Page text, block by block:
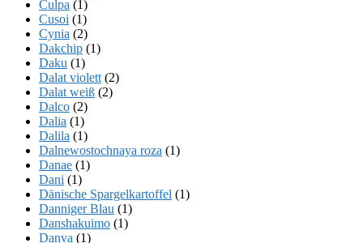
Culpa (1)
Cusoi (1)
Cynia (2)
Dakchip (1)
Daku (1)
Dalat violett (2)
Dalat weiß (2)
Dalco (2)
Dalia (1)
Dalila (1)
Dalnewostochnaya roza (1)
Danae (1)
Dani (1)
Dänische Spargelkartoffel (1)
Danniger Blau (1)
Danshakuimo (1)
Danva (1)